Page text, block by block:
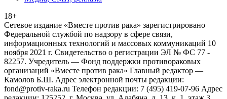
18+
Сетевое издание «Вместе против рака» зарегистрировано
Федеральной службой по надзору в сфере связи,
информационных технологий и массовых коммуникаций 10
ноября 2021 г. Свидетельство о регистрации ЭЛ № ФС 77 -
82257. Учредитель — Фонд поддержки противораковых
организаций «Вместе против рака» Главный редактор —
Камолов Б.Ш. Адрес электронной почты редакции:
fond@protiv-raka.ru Телефон редакции: 7 (495) 419-07-96 Адрес